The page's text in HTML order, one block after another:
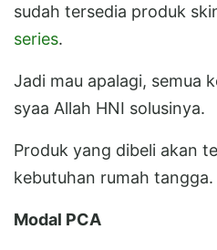
sudah tersedia produk
series.
Jadi mau apalagi, semua
syaa Allah HNI solusinya.
Produk yang dibeli akan
kebutuhan rumah tangga.
Modal PCA